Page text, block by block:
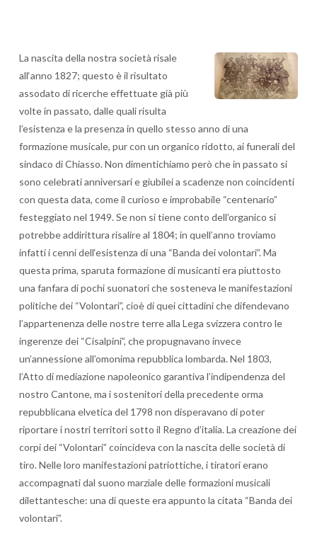
La nascita della nostra società risale
all‘anno 1827; questo è il risultato
assodato di ricerche effettuate già più
volte in passato, dalle quali risulta
l’esistenza e la presenza in quello stesso anno di una
formazione musicale, pur con un organico ridotto, ai funerali del
sindaco di Chiasso. Non dimentichiamo però che in passato si
sono celebrati anniversari e giubilei a scadenze non coincidenti
con questa data, come il curioso e improbabile “centenario”
festeggiato nel 1949. Se non si tiene conto dell’organico si
potrebbe addirittura risalire al 1804; in quell’anno troviamo
infatti i cenni dell‘esistenza di una “Banda dei volontari”. Ma
questa prima, sparuta formazione di musicanti era piuttosto
una fanfara di pochi suonatori che sosteneva le manifestazioni
politiche dei “Volontari”, cioè di quei cittadini che difendevano
l’appartenenza delle nostre terre alla Lega svizzera contro le
ingerenze dei “Cisalpini”, che propugnavano invece
un’annessione all’omonima repubblica lombarda. Nel 1803,
l’Atto di mediazione napoleonico garantiva l’indipendenza del
nostro Cantone, ma i sostenitori della precedente orma
repubblicana elvetica del 1798 non disperavano di poter
riportare i nostri territori sotto il Regno d’italia. La creazione dei
corpi dei “Volontari” coincideva con la nascita delle società di
tiro. Nelle loro manifestazioni patriottiche, i tiratori erano
accompagnati dal suono marziale delle formazioni musicali
dilettantesche: una di queste era appunto la citata “Banda dei
volontari”.